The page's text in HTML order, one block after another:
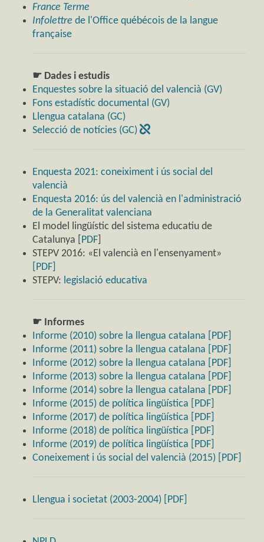
France Terme
Infolettre de l'Office québécois de la langue
française
☛ Dades i estudis
Enquestes sobre la situació del valencià (GV)
Fons estadístic documental (GV)
Llengua catalana (GC)
Selecció de notícies (GC)
Enquesta 2021: coneiximent i ús social del
valencià
Enquesta 2016: ús del valencià en l'administració
de la Generalitat valenciana
El model lingüístic del sistema educatiu de
Catalunya [
PDF
STEPV 2016: «El valencià en l'ensenyament»
[PDF]
STEPV: legislació educativa
☛ Informes
Informe (2010) sobre la llengua catalana [PDF]
Informe (2011) sobre la llengua catalana [PDF]
Informe (2012) sobre la llengua catalana [PDF]
Informe (2013) sobre la llengua catalana [PDF]
Informe (2014) sobre la llengua catalana [PDF]
Informe (2015) de política lingüística [PDF]
Informe (2017) de política lingüística [PDF]
Informe (2018) de política lingüística [PDF]
Informe (2019) de política lingüística [PDF]
Coneixement i ús social del valencià (2015) [PDF]
Llengua i societat (2003-2004) [PDF]